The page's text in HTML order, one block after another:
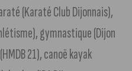
(Karaté Club Dijonnais),
gymnastique (Dijon
21), canoë kayak